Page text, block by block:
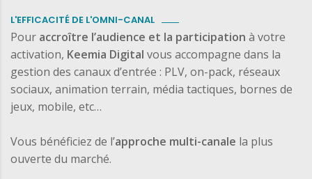
L'EFFICACITÉ DE L'OMNI-CANAL
Pour accroître l’audience et la participation à votre
activation, Keemia Digital vous accompagne dans la
gestion des canaux d’entrée : PLV, on-pack, réseaux
sociaux, animation terrain, média tactiques, bornes de
jeux, mobile, etc…
Vous bénéficiez de l’approche multi-canale la plus
ouverte du marché.